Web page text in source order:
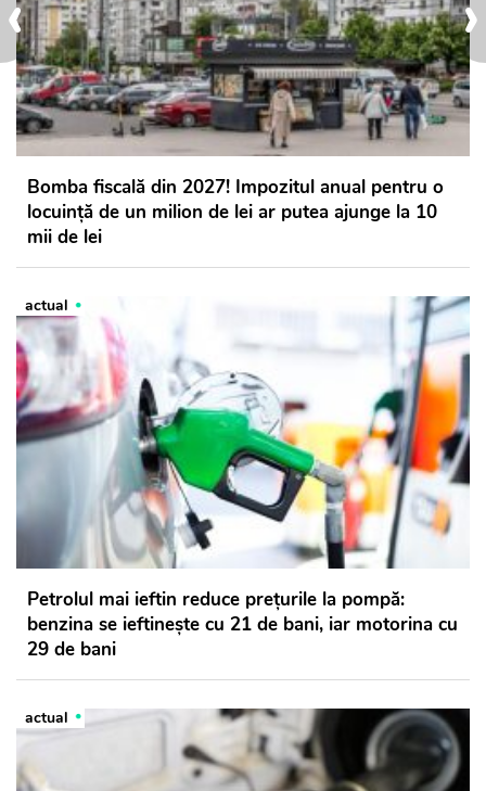
Bomba fiscală din 2027! Impozitul anual pentru o
locuință de un milion de lei ar putea ajunge la 10
mii de lei
actual
Petrolul mai ieftin reduce prețurile la pompă:
benzina se ieftinește cu 21 de bani, iar motorina cu
29 de bani
actual